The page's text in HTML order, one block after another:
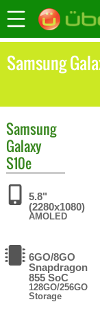
Samsung
Samsung
Galaxy
S10e
5.8"
(2280x1080)
AMOLED
6GO/8GO
Snapdragon
855 SoC
128GO/256GO
Storage